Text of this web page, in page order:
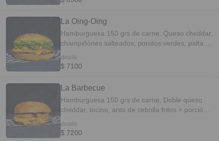
La Oing-Oing
Hamburguesa 150 grs de carne, Queso cheddar,
champiñónes salteados, porotos verdes, palta +
desde
$ 7100
La Barbecue
Hamburguesa 150 grs de carne, Doble queso
cheddar, tocino, aros de cebolla fritos + porción
desde
$ 7200